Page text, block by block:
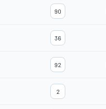
90
36
92
2